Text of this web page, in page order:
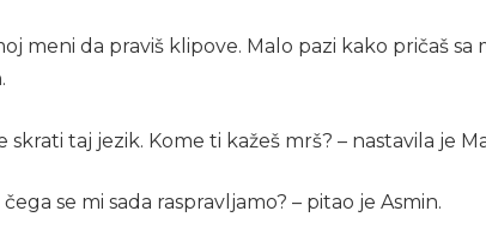
meni da praviš klipove. Malo pazi kako pričaš sa
skrati taj jezik. Kome ti kažeš mrš? – nastavila je
čega se mi sada raspravljamo? – pitao je Asmin.